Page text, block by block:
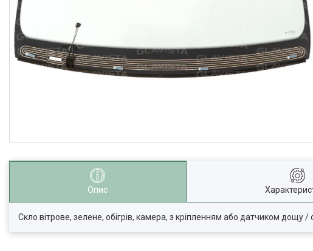
Опис
Скло вітрове, зелене, обігрів, камера, з кріпленням або датчиком дощу /